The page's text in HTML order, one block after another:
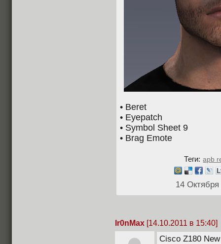
• Beret
• Eyepatch
• Symbol Sheet 9
• Brag Emote
Теги: apb
14
Ir0nMax [14.10.2011 в 15:40]
Cisco Z180